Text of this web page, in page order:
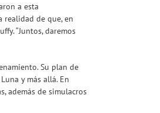
a esta
realidad de que, en
“Juntos, daremos
Su plan de
y más allá. En
además de simulacros